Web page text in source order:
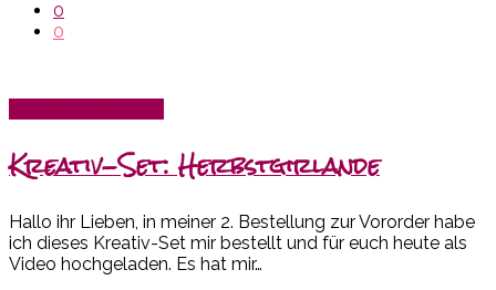
0
0
Kreativ-Set: Herbstgirlande
Hallo ihr Lieben, in meiner 2. Bestellung zur Vororder habe
ich dieses Kreativ-Set mir bestellt und für euch heute als
Video hochgeladen. Es hat mir…